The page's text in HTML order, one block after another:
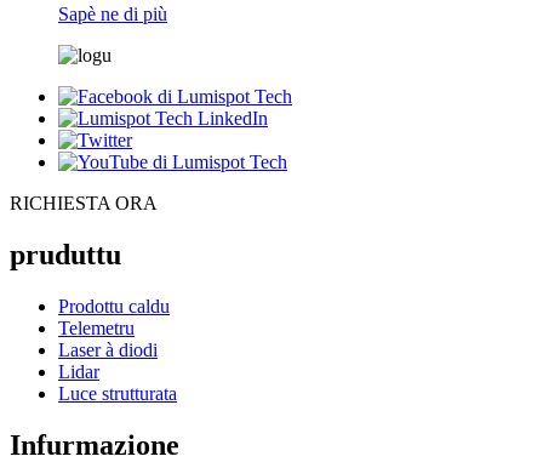
Sapè ne di più
RICHIESTA ORA
pruduttu
Prodottu caldu
Telemetru
Laser à diodi
Lidar
Luce strutturata
Infurmazione